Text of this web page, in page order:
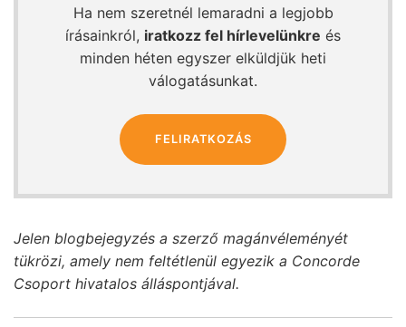
Ha nem szeretnél lemaradni a legjobb
írásainkról, iratkozz fel hírlevelünkre és
minden héten egyszer elküldjük heti
válogatásunkat.
FELIRATKOZÁS
Jelen blogbejegyzés a szerző magánvéleményét
tükrözi, amely nem feltétlenül egyezik a Concorde
Csoport hivatalos álláspontjával.